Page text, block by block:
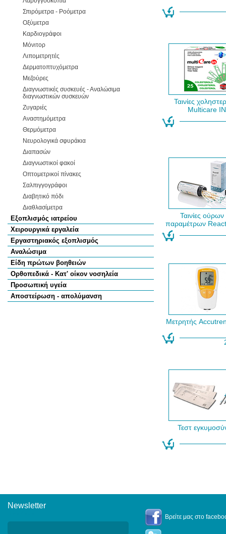
Σπιρόμετρα - Ροόμετρα
Οξύμετρα
Καρδιογράφοι
Μόνιτορ
Λιπομετρητές
Δερματοπτυχόμετρα
Μεζούρες
Διαγνωστικές συσκευές - Αναλώσιμα
διαγνωστικών συσκευών
Ζυγαριές
Αναστημόμετρα
Θερμόμετρα
Νευρολογικά σφυράκια
Διαπασών
Διαγνωστικοί φακοί
Οπτομετρικοί πίνακες
Σαλπιγγογράφοι
Διαβητικό πόδι
Διαθλασίμετρα
Εξοπλισμός ιατρείου
Χειρουργικά εργαλεία
Εργαστηριακός εξοπλισμός
Αναλώσιμα
Είδη πρώτων βοηθειών
Ορθοπεδικά - Κατ' οίκον νοσηλεία
Προσωπική υγεία
Αποστείρωση - απολύμανση
Ταινίες
Multicare ΙΝ
Ταινίες ούρων
παραμέτρων
Μετρητής
Τεστ
Newsletter
Βρείτε μας στο